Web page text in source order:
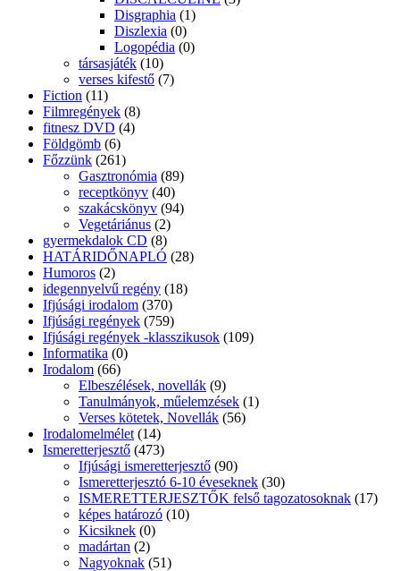
Disgraphia (1)
Diszlexia (0)
Logopédia (0)
társasjáték (10)
verses kifestő (7)
Fiction (11)
Filmregények (8)
fitnesz DVD (4)
Földgömb (6)
Főzzünk (261)
Gasztronómia (89)
receptkönyv (40)
szakácskönyv (94)
Vegetáriánus (2)
gyermekdalok CD (8)
HATÁRIDŐNAPLÓ (28)
Humoros (2)
idegennyelvű regény (18)
Ifjúsági irodalom (370)
Ifjúsági regények (759)
Ifjúsági regények -klasszikusok (109)
Informatika (0)
Irodalom (66)
Elbeszélések, novellák (9)
Tanulmányok, műelemzések (1)
Verses kötetek, Novellák (56)
Irodalomelmélet (14)
Ismeretterjesztő (473)
Ifjúsági ismeretterjesztő (90)
Ismeretterjesztó 6-10 éveseknek (30)
ISMERETTERJESZTŐK felső tagozatosoknak (17)
képes határozó (10)
Kicsiknek (0)
madártan (2)
Nagyoknak (51)